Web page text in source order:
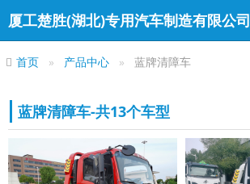
厦工楚胜(湖北)专用汽车制造有限公司
首页 产品中心 蓝牌清障车
蓝牌清障车-共13个车型